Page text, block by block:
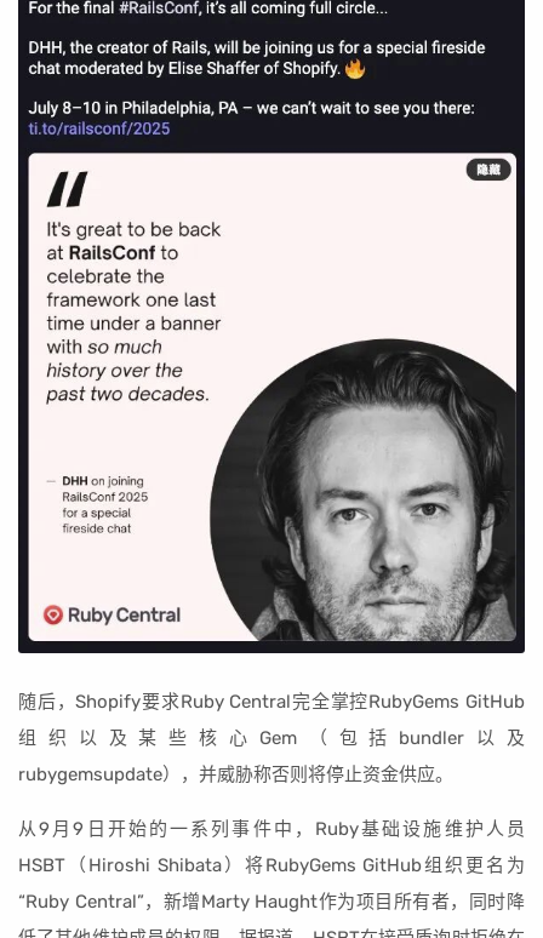
随后，Shopify要求Ruby Central完全掌控RubyGems GitHub
组织以及某些核心Gem（包括bundler以及
rubygemsupdate），并威胁称否则将停止资金供应。
从9月9日开始的一系列事件中，Ruby基础设施维护人员
HSBT（Hiroshi Shibata）将RubyGems GitHub组织更名为
“Ruby Central”，新增Marty Haught作为项目所有者，同时降